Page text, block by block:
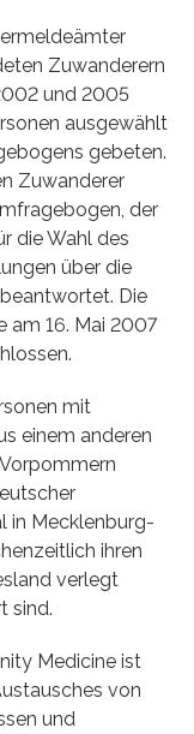
Zuwanderern
und 2005
ausgewählt
gebeten.
Zuwanderer
der
die Wahl des
über die
Die
am 16. Mai 2007
mit
einem anderen
in Mecklenburg-
ihren
verlegt
sind.
Medicine ist
von
und